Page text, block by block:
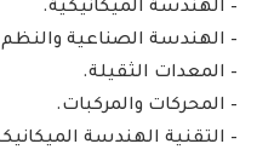
– الهندسة الميكانيكية.
– الهندسة الصناعية
– المعدات الثقيلة.
– المحركات والمركبات.
– التقنية الهندسة